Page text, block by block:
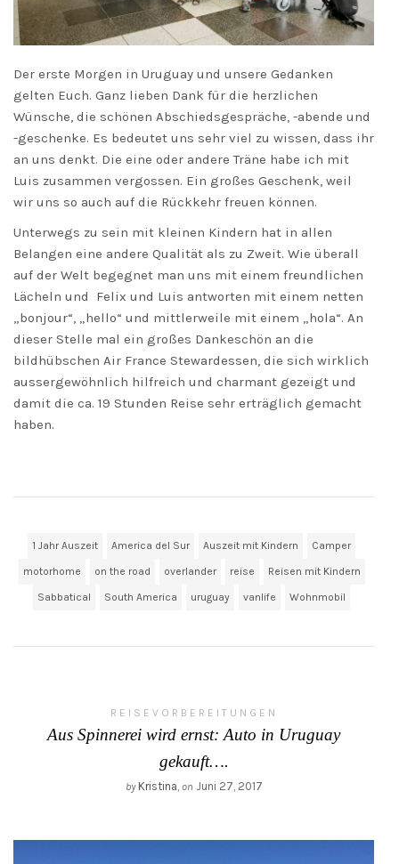
Der erste Morgen in Uruguay und unsere Gedanken
gelten Euch. Ganz lieben Dank für die herzlichen
Wünsche, die schönen Abschiedsgespräche, -abende und
-geschenke. Es bedeutet uns sehr viel zu wissen, dass ihr
an uns denkt. Die eine oder andere Träne habe ich mit
Luis zusammen vergossen. Ein großes Geschenk, weil
wir uns so auch auf die Rückkehr freuen können.
Unterwegs zu sein mit kleinen Kindern hat in allen
Belangen eine andere Qualität als zu Zweit. Wie überall
auf der Welt begegnet man uns mit einem freundlichen
Lächeln und Felix und Luis antworten mit einem netten
„bonjour“, „hello“ und mittlerweile mit einem „hola“. An
dieser Stelle mal ein großes Dankeschön an die
bildhübschen Air France Stewardessen, die sich wirklich
aussergewöhnlich hilfreich und charmant gezeigt und
damit die ca. 19 Stunden Reise sehr erträglich gemacht
haben.
1 Jahr Auszeit America del Sur Auszeit mit Kindern Camper
motorhome on the road overlander reise Reisen mit Kindern
Sabbatical South America uruguay vanlife Wohnmobil
REISEVORBEREITUNGEN
Aus Spinnerei wird ernst: Auto in Uruguay
gekauft….
by Kristina on Juni 27, 2017